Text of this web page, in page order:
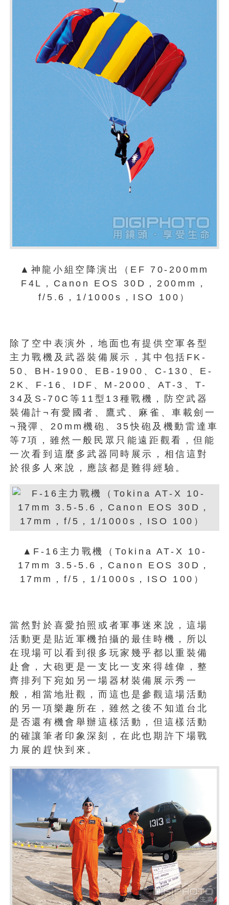
▲神龍小組空降演出（EF 70-200mm
F4L，Canon EOS 30D，200mm，
f/5.6，1/1000s，ISO 100）
除了空中表演外，地面也有提供空軍各型
主力戰機及武器裝備展示，其中包括FK-
50、BH-1900、EB-1900、C-130、E-
2K、F-16、IDF、M-2000、AT-3、T-
34及S-70C等11型13種戰機，防空武器
裝備計¬有愛國者、鷹式、麻雀、車載劍一
¬飛彈、20mm機砲、35快砲及機動雷達車
等7項，雖然一般民眾只能遠距觀看，但能
一次看到這麼多武器同時展示，相信這對
於很多人來說，應該都是難得經驗。
▲F-16主力戰機（Tokina AT-X 10-
17mm 3.5-5.6，Canon EOS 30D，
17mm，f/5，1/1000s，ISO 100）
當然對於喜愛拍照或者軍事迷來說，這場
活動更是貼近軍機拍攝的最佳時機，所以
在現場可以看到很多玩家幾乎都以重裝備
赴會，大砲更是一支比一支來得雄偉，整
齊排列下宛如另一場器材裝備展示秀一
般，相當地壯觀，而這也是參觀這場活動
的另一項樂趣所在，雖然之後不知道台北
是否還有機會舉辦這樣活動，但這樣活動
的確讓筆者印象深刻，在此也期許下場戰
力展的趕快到來。